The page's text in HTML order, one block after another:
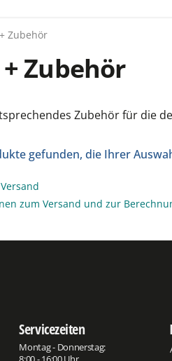
Zubehör
Zubehör
Zubehör für die
gefunden, die Ihrer
Versand
zum Versand und zur
Servicezeiten
Montag - Donnerstag: